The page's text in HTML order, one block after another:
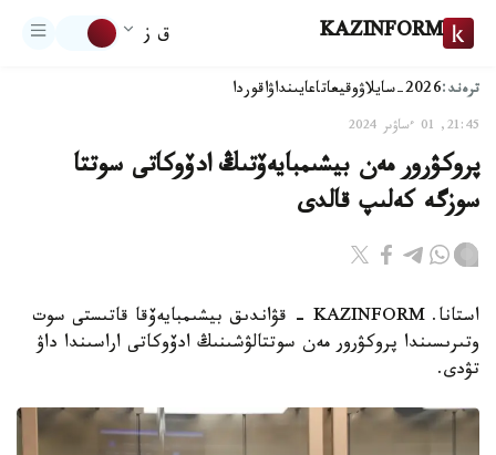
KAZINFORM ق ز
ترەند:2026-سايلاۋ وقيعاتاعايىنداۋاقوردا
21:45, 01 ءساۋىر 2024
پروكۋرور مەن بيشىمبايەۆتىڭ ادۆوكاتى سوتتا
سوزگە كەلىپ قالدى
استانا. KAZINFORM – قۋاندىق بيشىمبايەۆقا قاتىستى سوت
وتىرىسىندا پروكۋرور مەن سوتتالۋشىنىڭ ادۆوكاتى اراسىندا داۋ
تۋدى.